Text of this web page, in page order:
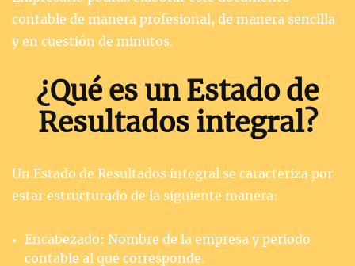
contable de manera profesional, de manera sencilla
y en cuestión de minutos.
¿Qué es un Estado de
Resultados integral?
Un Estado de Resultados integral se caracteriza por
estar estructurado de la siguiente manera:
Encabezado: Nombre de la empresa y periodo
contable al que corresponde.